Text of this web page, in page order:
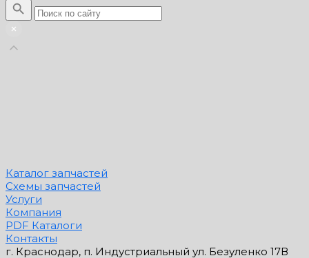
Каталог запчастей
Схемы запчастей
Услуги
Компания
PDF Каталоги
Контакты
г. Краснодар, п. Индустриальный ул. Безуленко 17В